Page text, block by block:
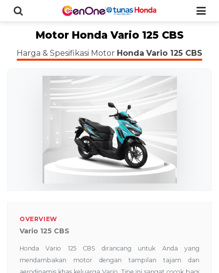
Motor Honda Vario 125 CBS
Harga & Spesifikasi Motor Honda Vario 125 CBS
OVERVIEW
Vario 125 CBS
Honda Vario 125 CBS dirancang untuk Anda yang
mendambakan motor dengan tampilan tajam dan